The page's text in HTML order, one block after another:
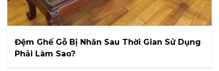
Đệm Ghế Gỗ Bị Nhăn Sau Thời Gian Sử Dụng
Phải Làm Sao?